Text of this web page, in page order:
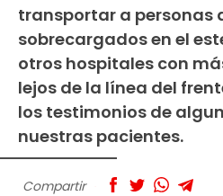
transportar a personas
sobrecargados en el
otros hospitales con
lejos de la línea del
los testimonios de
nuestras pacientes.
Compartir